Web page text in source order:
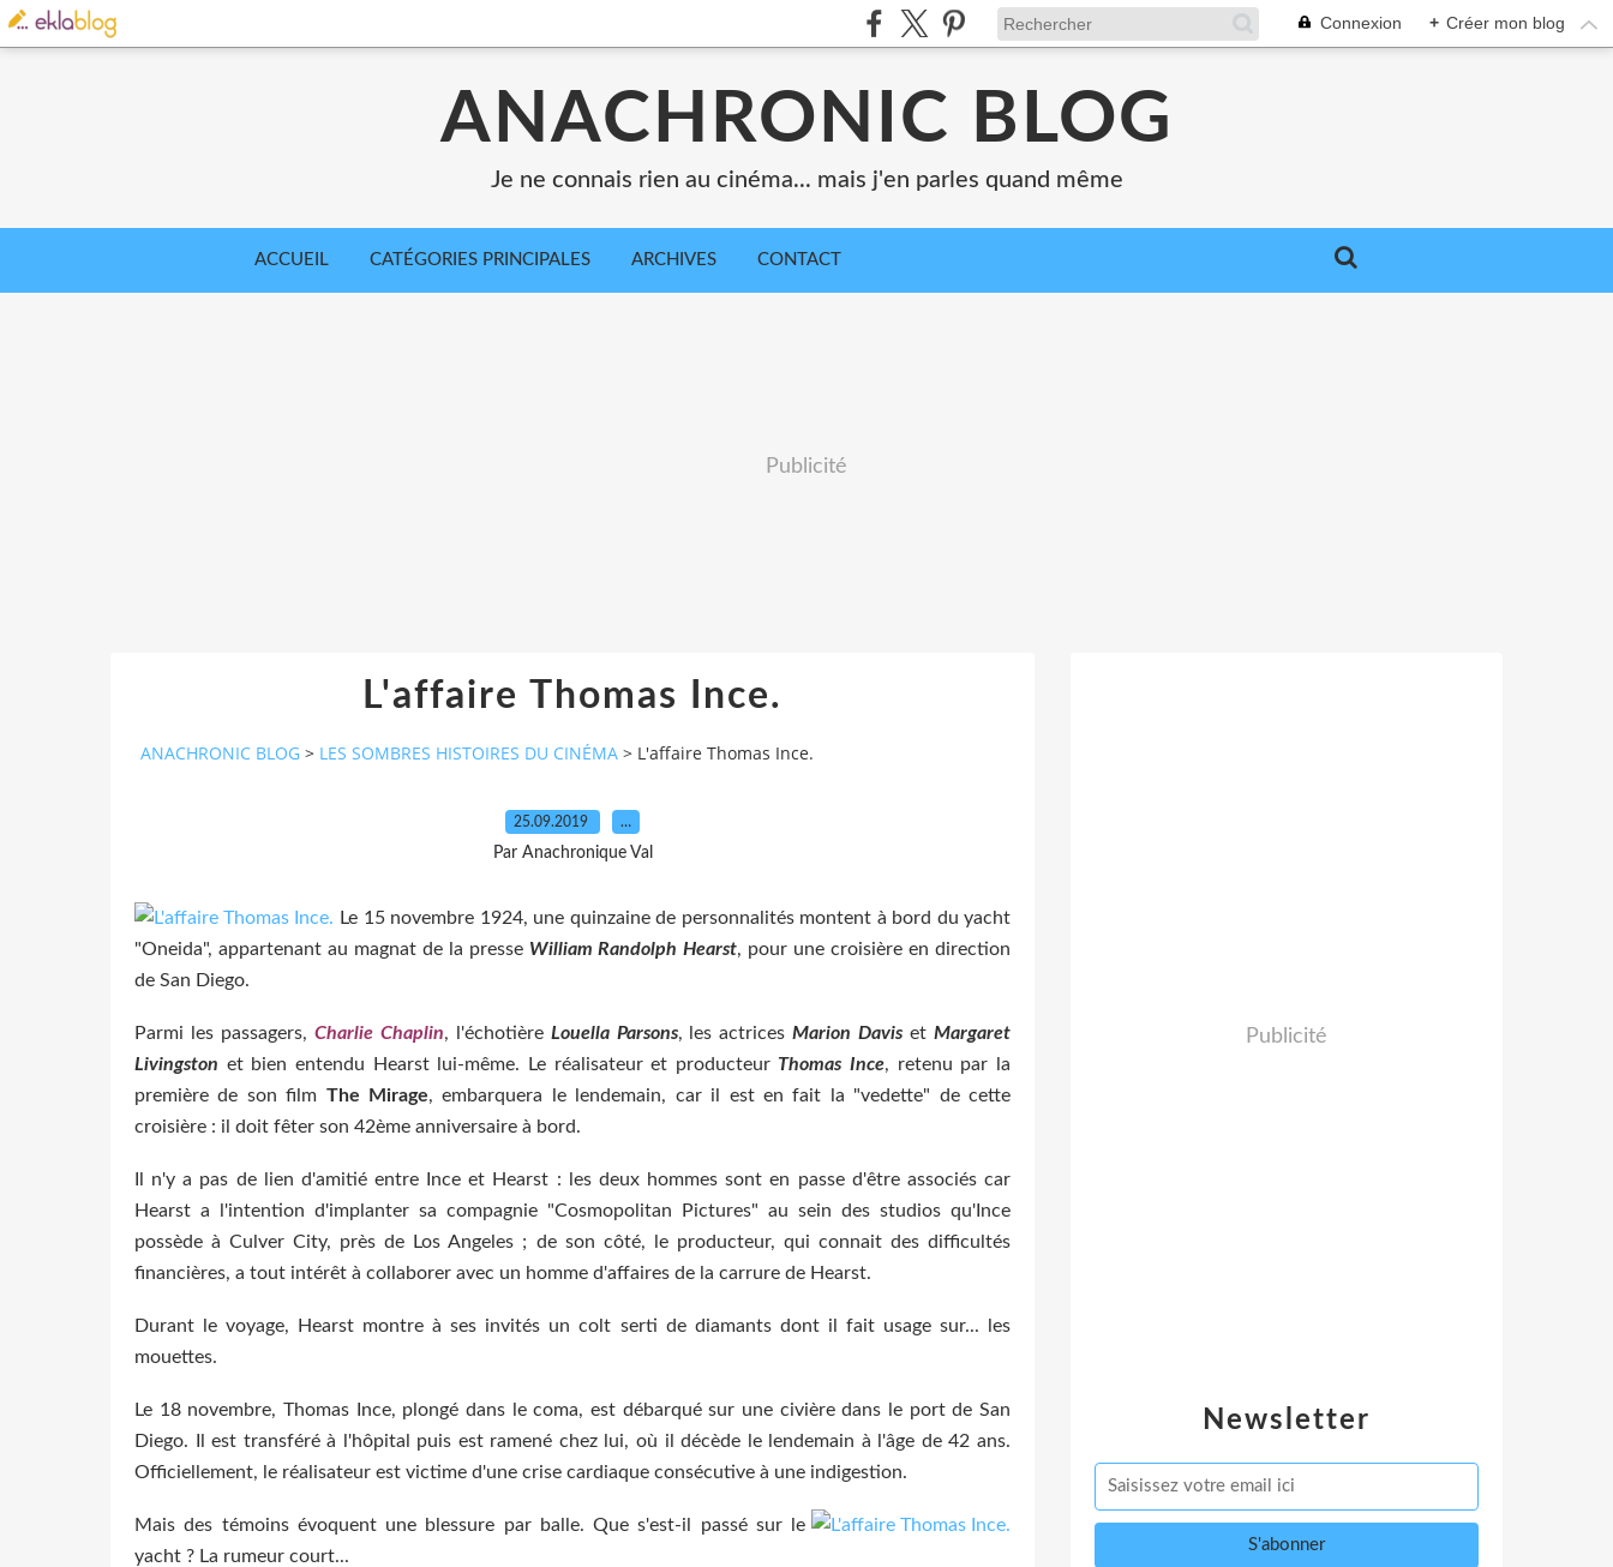
Connexion + Créer mon blog
ANACHRONIC BLOG
Je ne connais rien au cinéma... mais j'en parles quand même
ACCUEIL CATÉGORIES PRINCIPALES ARCHIVES CONTACT
Publicité
L'affaire Thomas Ince.
ANACHRONIC BLOG > LES SOMBRES HISTOIRES DU CINÉMA > L'affaire Thomas Ince.
25.09.2019 …
Par Anachronique Val
Le 15 novembre 1924, une quinzaine de personnalités montent à bord du yacht
"Oneida", appartenant au magnat de la presse William Randolph Hearst, pour une croisière en direction
de San Diego.
Parmi les passagers, Charlie Chaplin, l'échotièreLouella Parsons, les actricesMarion Davis etMargaret
Livingston et bien entendu Hearst lui-même. Le réalisateur et producteur Thomas Ince, retenu par la
première de son film The Mirage, embarquera le lendemain, car il est en fait la "vedette" de cette
croisière : il doit fêter son 42ème anniversaire à bord.
Il n'y a pas de lien d'amitié entre Ince et Hearst : les deux hommes sont en passe d'être associés car
Hearst a l'intention d'implanter sa compagnie "Cosmopolitan Pictures" au sein des studios qu'Ince
possède à Culver City, près de Los Angeles ; de son côté, le producteur, qui connait des difficultés
financières, a tout intérêt à collaborer avec un homme d'affaires de la carrure de Hearst.
Durant le voyage, Hearst montre à ses invités un colt serti de diamants dont il fait usage sur... les
mouettes.
Le 18 novembre, Thomas Ince, plongé dans le coma, est débarqué sur une civière dans le port de San
Diego. Il est transféré à l'hôpital puis est ramené chez lui, où il décède le lendemain à l'âge de 42 ans.
Officiellement, le réalisateur est victime d'une crise cardiaque consécutive à une indigestion.
Mais des témoins évoquent une blessure par balle. Que s'est-il passé sur le
yacht ? La rumeur court...
Newsletter
Publicité